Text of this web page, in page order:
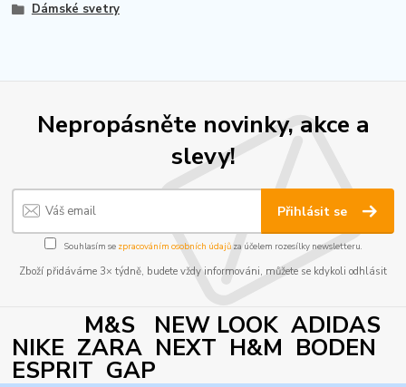
Dámské svetry
Nepropásněte novinky, akce a
slevy!
Přihlásit se
Souhlasím se zpracováním osobních údajůza účelem rozesílky newsletteru.
Zboží přidáváme 3× týdně, budete vždy informováni, můžete se kdykoli odhlásit
M&S NEW LOOK ADIDAS
NIKE ZARA NEXT H&M BODEN
ESPRIT GAP